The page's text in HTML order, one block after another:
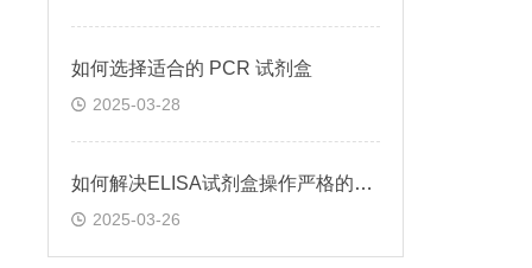
如何选择适合的 PCR 试剂盒
2025-03-28
如何解决ELISA试剂盒操作严格的问题
2025-03-26